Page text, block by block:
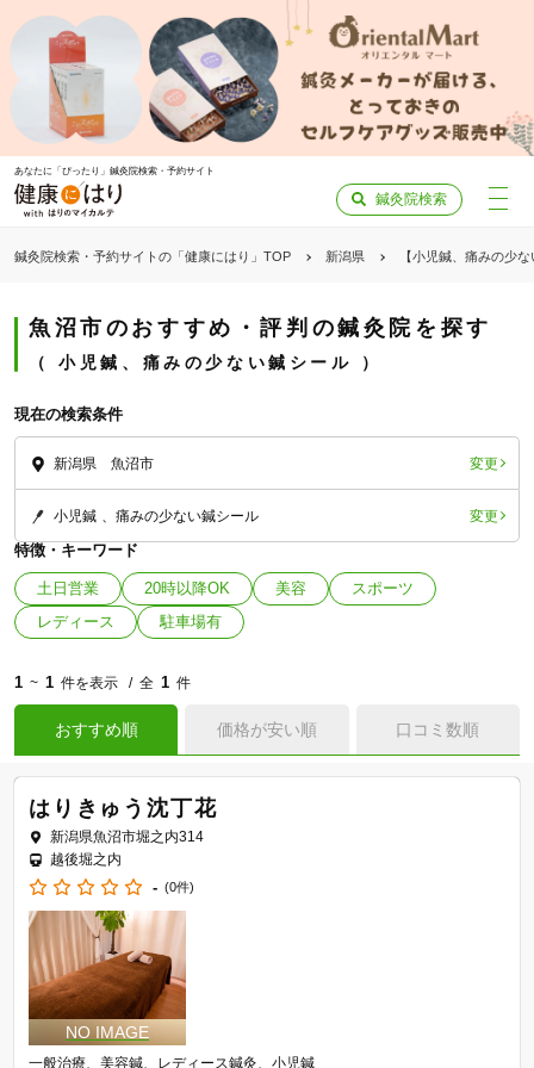
あなたに「ぴったり」鍼灸院検索・予約サイト
鍼灸院検索
鍼灸院検索・予約サイトの「健康にはり」TOP 新潟県 【小児鍼、痛みの少
魚沼市のおすすめ・評判の鍼灸院を探す
小児鍼、痛みの少ない鍼シール
現在の検索条件
新潟県 魚沼市 変更
小児鍼 痛みの少ない鍼シール 変更
特徴・キーワード
土日営業 20時以降OK 美容
スポーツ
レディース
駐車場有
1 ~ 1 件を表示 全 1 件
おすすめ順 価格が安い順 口コミ数順
はりきゅう沈丁花
新潟県魚沼市堀之内314
越後堀之内
- (0件)
一般治療 美容鍼 レディース鍼灸 小児鍼
「健康にはりを見た」